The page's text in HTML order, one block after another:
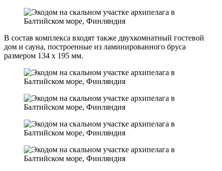
В состав комплекса входят также двухкомнатный гостевой
дом и сауна, построенные из ламинированного бруса
размером 134 х 195 мм.